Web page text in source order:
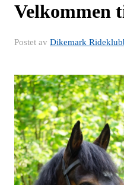
Velkommen
Postet av Dikemark